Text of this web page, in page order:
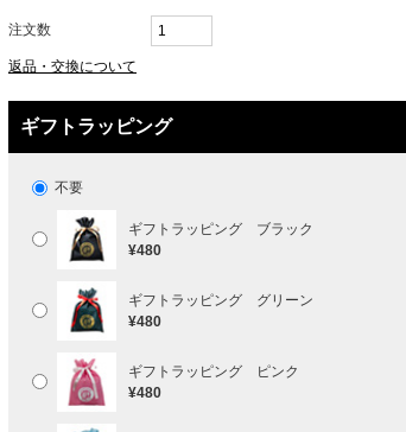
注文数
返品・交換について
ギフトラッピング
不要
ギフトラッピング ブラック
¥480
ギフトラッピング グリーン
¥480
ギフトラッピング ピンク
¥480